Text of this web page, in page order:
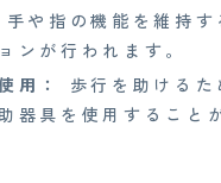
手や指の機能を維持す
ンが行われます。
用：
歩行を助けるた
器具を使用すること